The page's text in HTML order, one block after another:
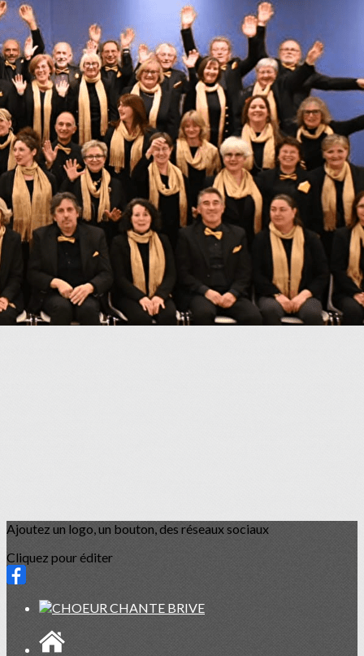
Menu
<
>
A l'affiche
Vidéos
Galerie photos
?>
Images de la page d'accueil
Cliquez pour éditer
Texte, bouton et/ou inscription à la newsletter
Cliquez pour éditer
Ajoutez un logo, un bouton, des réseaux sociaux
Cliquez pour éditer